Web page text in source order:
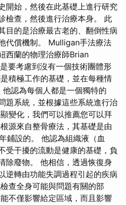
開始，然後在此基礎上進行研究
檢查，然後進行治療本身。 此
目的是治療最古老的、翻倒性病
代償機制。 Mulligan手法療法
西蘭的物理治療師Brian
要考慮到沒有一個技術團體形
積極工作的基礎，並在每種情
他認為每個人都是一個獨特的
題系統，並根據這些系統進行治
變化，我們可以推薦您可以拜
源來自整骨療法，其基礎是由
鋪設的。 他認為組織液（血
受干擾的流動是健康的基礎，負
除廢物。 他相信，透過恢復身
逆轉由功能失調過程引起的疾病
查全身可能與問題有關的部
不僅影響給定區域，而且影響